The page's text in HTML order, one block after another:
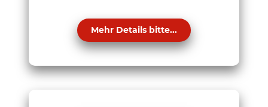
Mehr Details bitte...